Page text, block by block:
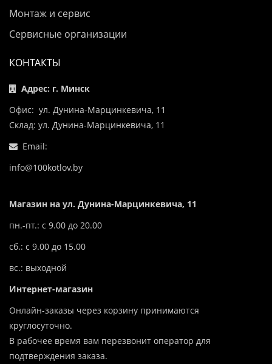
Монтаж и сервис
Сервисные организации
КОНТАКТЫ
Адрес: г. Минск
Офис: ул. Дунина-Марцинкевича, 11
Склад: ул. Дунина-Марцинкевича, 11
Email:
info@100kotlov.by
Магазин на ул. Дунина-Марцинкевича, 11
пн.-пт.: с 9.00 до 20.00
сб.: с 9.00 до 15.00
вс.: выходной
Интернет-магазин
Онлайн-заказы через корзину принимаются
круглосуточно.
В рабочее время вам перезвонит оператор для
подтверждения заказа.